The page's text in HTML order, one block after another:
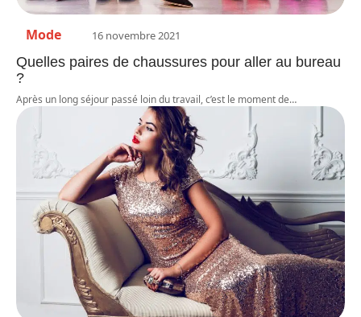
Mode 16 novembre 2021
Quelles paires de chaussures pour aller au bureau
?
Après un long séjour passé loin du travail, c’est le moment de…